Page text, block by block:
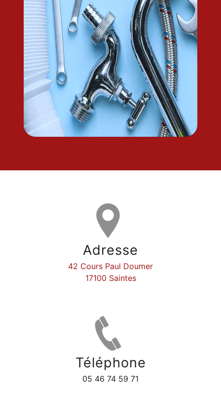
Adresse
42 Cours Paul Doumer
17100 Saintes
Téléphone
05 46 74 59 71